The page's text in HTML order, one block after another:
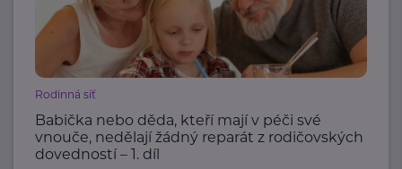
Rodinná síť
Babička nebo děda, kteří mají v péči své
vnouče, nedělají žádný reparát z rodičovských
dovedností – 1. díl